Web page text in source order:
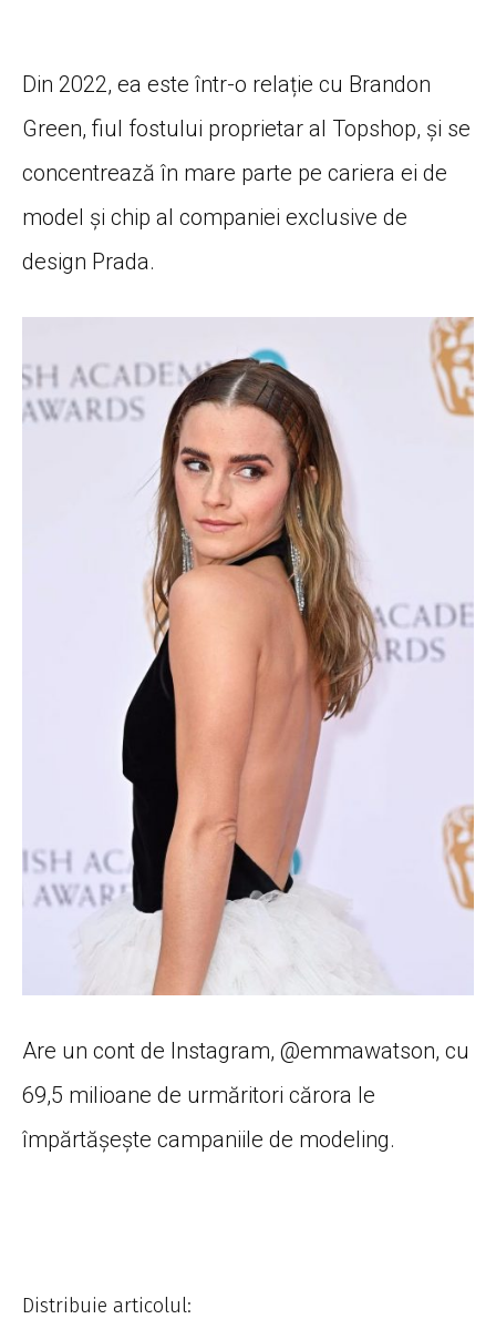
Din 2022, ea este într-o relație cu Brandon
Green, fiul fostului proprietar al Topshop, și se
concentrează în mare parte pe cariera ei de
model și chip al companiei exclusive de
design Prada.
Are un cont de Instagram, @emmawatson, cu
69,5 milioane de urmăritori cărora le
împărtășește campaniile de modeling.
Distribuie articolul: